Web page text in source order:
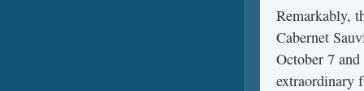
Remarkably,
Cabernet
October 7
extraordinary